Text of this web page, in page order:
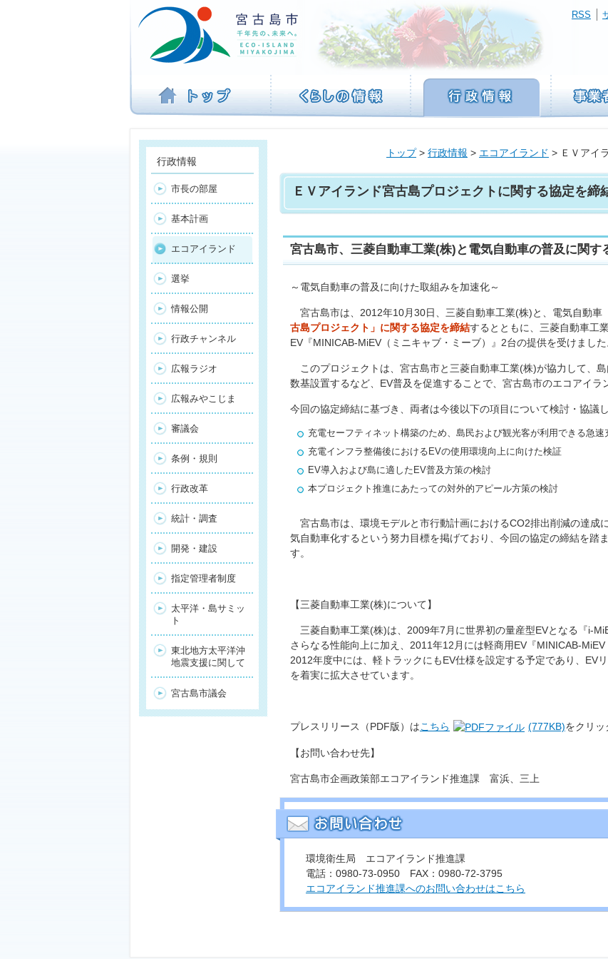
ビ
を
ば
す
RSS
トップ> 行政情報 > エコアイランド > ＥＶアイ
ＥＶアイランド宮古島プロジェクトに関する協定を締
宮古島市、三菱自動車工業(株)と電気自動車の普及に関す
～電気自動車の普及に向けた取組みを加速化～
宮古島市は、2012年10月30日、三菱自動車工業(株)と、電気自動車
古島プロジェクト」に関する協定を締結するとともに、三菱自動車工
EV『MINICAB-MiEV（ミニキャブ・ミーブ）』2台の提供を受けました
このプロジェクトは、宮古島市と三菱自動車工業(株)が協力して、
数基設置するなど、EV普及を促進することで、宮古島市のエコアイラ
今回の協定締結に基づき、両者は今後以下の項目について検討・協議し
充電セーフティネット構築のため、島民および観光客が利用できる急
充電インフラ整備後におけるEVの使用環境向上に向けた検証
EV導入および島に適したEV普及方策の検討
本プロジェクト推進にあたっての対外的アピール方策の検討
宮古島市は、環境モデルと市行動計画におけるCO2排出削減の達成
気自動車化するという努力目標を掲げており、今回の協定の締結を踏
す。
【三菱自動車工業(株)について】
三菱自動車工業(株)は、2009年7月に世界初の量産型EVとなる『i-
さらなる性能向上に加え、2011年12月には軽商用EV『MINICAB-
2012年度中には、軽トラックにもEV仕様を設定する予定であり、EV
を着実に拡大させています。
プレスリリース（PDF版）はこちら (777KB)をクリッ
【お問い合わせ先】
宮古島市企画政策部エコアイランド推進課 富浜、三上
環境衛生局 エコアイランド推進課
電話：0980-73-0950 FAX：0980-72-3795
エコアイランド推進課へのお問い合わせはこちら
行政情報
市長の部屋
基本計画
エコアイランド
選挙
情報公開
行政チャンネル
広報ラジオ
広報みやこじま
審議会
条例・規則
行政改革
統計・調査
開発・建設
指定管理者制度
太平洋・島サミッ
ト
東北地方太平洋沖
地震支援に関して
宮古島市議会